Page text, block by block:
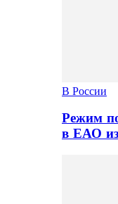
В России
Режим
в ЕАО